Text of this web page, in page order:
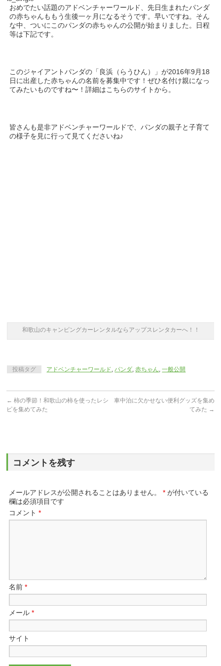
おめでたい話題のアドベンチャーワールド、先日生まれたパンダ
の赤ちゃんももう生後一ヶ月になるそうです。早いですね。そん
な中、ついにこのパンダの赤ちゃんの公開が始まりました。日程
等は下記です。
このジャイアントパンダの「良浜（らうひん）」が2016年9月18
日に出産した赤ちゃんの名前を募集中です！ぜひ名付け親になっ
てみたいものですね〜！詳細はこちらのサイトから。
皆さんも是非アドベンチャーワールドで、パンダの親子と子育て
の様子を見に行って見てくださいね♪
和歌山のキャンピングカーレンタルならアップスレンタカーへ！！
投稿タグ アドベンチャーワールド,パンダ,赤ちゃん,一般公開
← 柿の季節！和歌山の柿を使ったレシ
ピを集めてみた
車中泊に欠かせない便利グッズを集め
てみた →
コメントを残す
メールアドレスが公開されることはありません。 * が付いている
欄は必須項目です
コメント*
名前*
メール*
サイト